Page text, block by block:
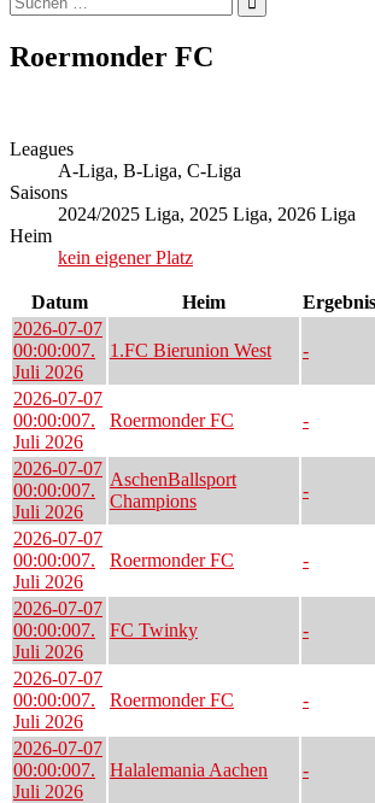
nach:
Roermonder FC
Leagues
A-Liga, B-Liga, C-Liga
Saisons
2024/2025 Liga, 2025 Liga, 2026 Liga
Heim
kein eigener Platz
Datum Heim
2026-07-07
00:00:007.
Juli 2026
1.FC Bierunion West -
2026-07-07
00:00:007.
Juli 2026
Roermonder FC -
2026-07-07
00:00:007.
Juli 2026
AschenBallsport
Champions
-
2026-07-07
00:00:007.
Juli 2026
Roermonder FC -
2026-07-07
00:00:007.
Juli 2026
FC Twinky -
2026-07-07
00:00:007.
Juli 2026
Roermonder FC -
2026-07-07
00:00:007.
Juli 2026
Halalemania Aachen -